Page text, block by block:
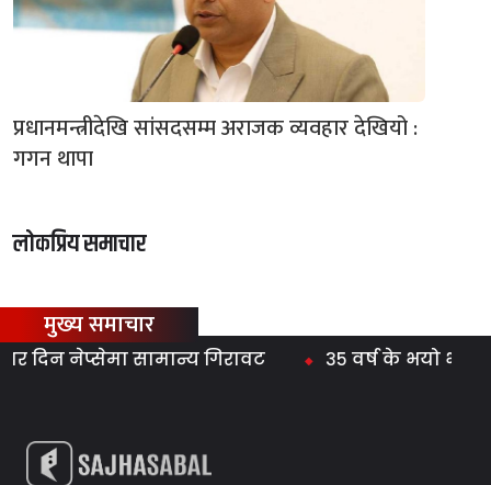
प्रधानमन्त्रीदेखि सांसदसम्म अराजक व्यवहार देखियो :
गगन थापा
लोकप्रिय समाचार
मुख्य समाचार
नेप्सेमा सामान्य गिरावट ३५ वर्ष के भयो भनेर